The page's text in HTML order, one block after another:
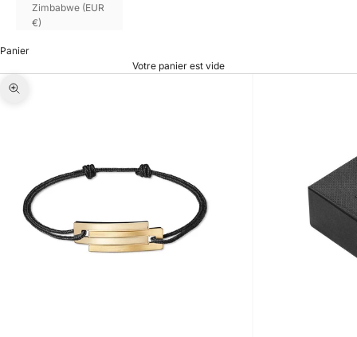
Zimbabwe (EUR
€)
Panier
Votre panier est vide
Zoomer sur l'image